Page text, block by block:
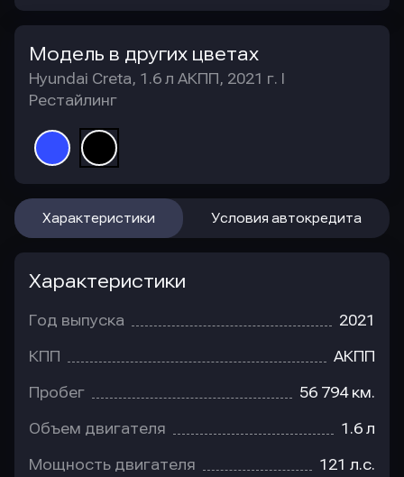
Модель в других цветах
Hyundai Creta, 1.6 л АКПП, 2021 г. I
Рестайлинг
Характеристики Условия автокредита
Характеристики
Год выпуска 2021
КПП АКПП
Пробег 56 794 км.
Объем двигателя 1.6 л
Мощность двигателя 121 л.с.